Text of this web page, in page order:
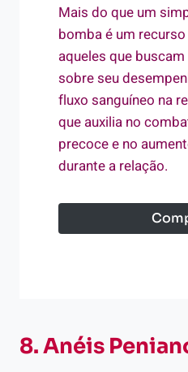
Mais do que um
bomba é um
aqueles que
sobre seu
fluxo sanguíneo na
que auxilia no
precoce e no
durante a relação.
8. Anéis